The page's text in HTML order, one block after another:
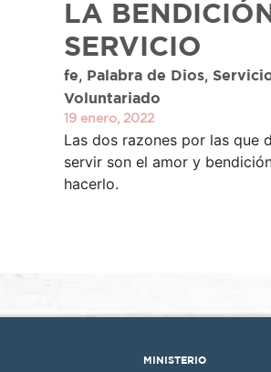
LA
SERVICIO
fe, Palabra de Dios,
Voluntariado
19 enero, 2022
Las dos razones por las que
servir son el amor y
hacerlo.
MINISTERIO